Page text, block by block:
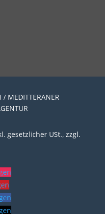
/ MEDITTERANER
gesetzlicher USt., zzgl.